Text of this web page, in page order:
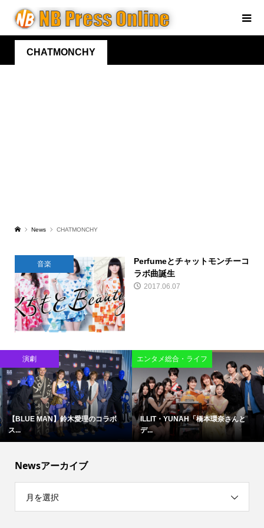
CHATMONCHY
News CHATMONCHY
音楽
Perfumeとチャットモンチーコ
ラボ曲誕生
2017.06.07
演劇
【BLUE MAN】鈴木愛理のコラボ
ス...
エンタメ総合・ライフ
ILLIT・YUNAH「橋本環奈さんと
デ...
Newsアーカイブ
月を選択